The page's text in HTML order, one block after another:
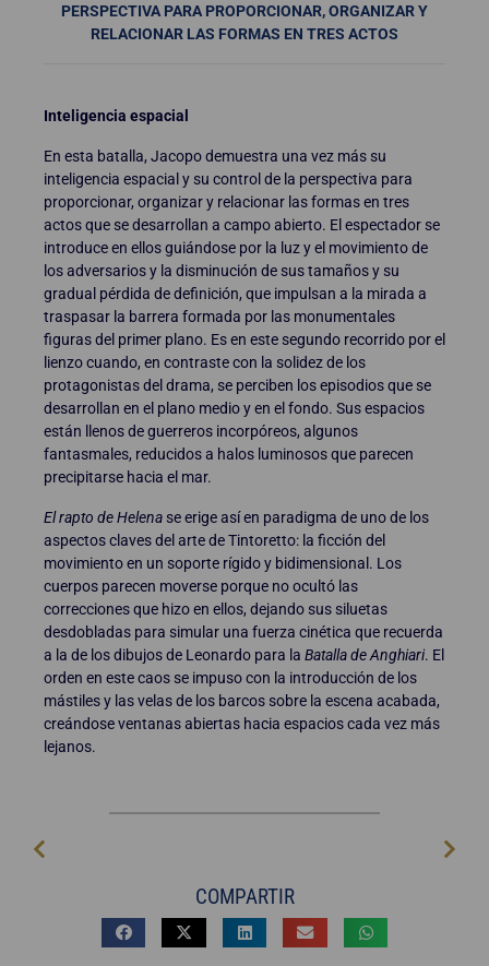
PERSPECTIVA PARA PROPORCIONAR, ORGANIZAR Y
RELACIONAR LAS FORMAS EN TRES ACTOS
Inteligencia espacial
En esta batalla, Jacopo demuestra una vez más su
inteligencia espacial y su control de la perspectiva para
proporcionar, organizar y relacionar las formas en tres
actos que se desarrollan a campo abierto. El espectador se
introduce en ellos guiándose por la luz y el movimiento de
los adversarios y la disminución de sus tamaños y su
gradual pérdida de definición, que impulsan a la mirada a
traspasar la barrera formada por las monumentales
figuras del primer plano. Es en este segundo recorrido por el
lienzo cuando, en contraste con la solidez de los
protagonistas del drama, se perciben los episodios que se
desarrollan en el plano medio y en el fondo. Sus espacios
están llenos de guerreros incorpóreos, algunos
fantasmales, reducidos a halos luminosos que parecen
precipitarse hacia el mar.
El rapto de Helena se erige así en paradigma de uno de los
aspectos claves del arte de Tintoretto: la ficción del
movimiento en un soporte rígido y bidimensional. Los
cuerpos parecen moverse porque no ocultó las
correcciones que hizo en ellos, dejando sus siluetas
desdobladas para simular una fuerza cinética que recuerda
a la de los dibujos de Leonardo para la Batalla de Anghiari. El
orden en este caos se impuso con la introducción de los
mástiles y las velas de los barcos sobre la escena acabada,
creándose ventanas abiertas hacia espacios cada vez más
lejanos.
COMPARTIR